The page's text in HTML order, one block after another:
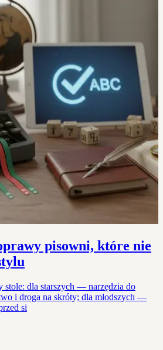
pisowni, które nie
stole: dla starszych — narzędzia do
i droga na skróty; dla młodszych —
si